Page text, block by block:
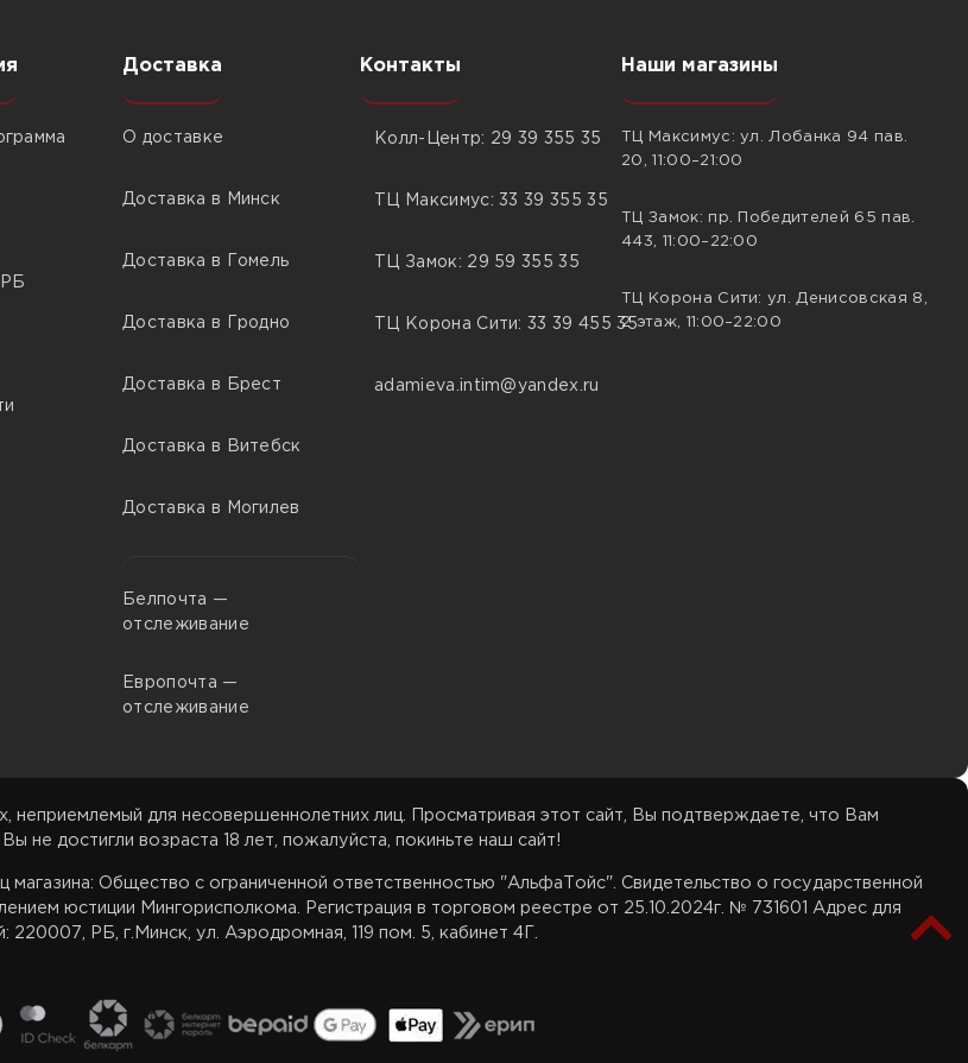
РБ
Доставка
О доставке
Доставка в Минск
Доставка в Гомель
Доставка в Гродно
Доставка в Брест
Доставка в Витебск
Доставка в Могилев
Белпочта —
отслеживание
Европочта —
отслеживание
Контакты
Колл-Центр: 29 39 355 35
ТЦ Максимус: 33 39 355 35
ТЦ Замок: 29 59 355 35
ТЦ Корона Сити: 33 39 455 35
adamieva.intim@yandex.ru
Наши магазины
ТЦ Максимус: ул. Лобанка 94 пав.
20, 11:00–21:00
ТЦ Замок: пр. Победителей 65 пав.
443, 11:00–22:00
ТЦ Корона Сити: ул. Денисовская 8,
2 этаж, 11:00–22:00
неприемлемый для несовершеннолетних лиц. Просматривая этот сайт, Вы подтверждаете, что Вам
не достигли возраста 18 лет, пожалуйста, покиньте наш сайт!
Общество с ограниченной ответственностью "АльфаТойс". Свидетельство о государственной
юстиции Мингорисполкома. Регистрация в торговом реестре от 25.10.2024г. № 731601 Адрес для
220007, РБ, г.Минск, ул. Аэродромная, 119 пом. 5, кабинет 4Г.